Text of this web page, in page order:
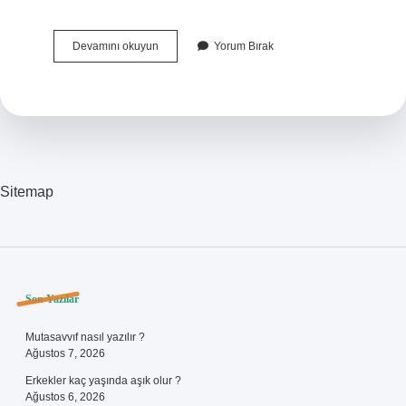
Devamını okuyunTürkiyede
Eskiden
Yorum Bırak
Sitemap
Sidebar
Son Yazılar
Mutasavvıf nasıl yazılır ?
Ağustos 7, 2026
Erkekler kaç yaşında aşık olur ?
Ağustos 6, 2026